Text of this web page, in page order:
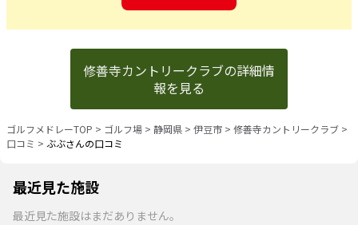
修善寺カントリークラブの詳細情
報を見る
ゴルフメドレーTOP > ゴルフ場 > 静岡県 > 伊豆市 > 修善寺カントリークラブ >
口コミ > ぶぶさんの口コミ
最近見た施設
最近見た施設はまだありません。